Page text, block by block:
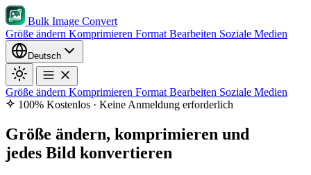
Bulk Image Convert
Größe ändern Komprimieren Format Bearbeiten Soziale Medien
Deutsch
Größe ändern Komprimieren Format Bearbeiten Soziale Medien
100% Kostenlos · Keine Anmeldung erforderlich
Größe ändern, komprimieren und
jedes Bild konvertieren